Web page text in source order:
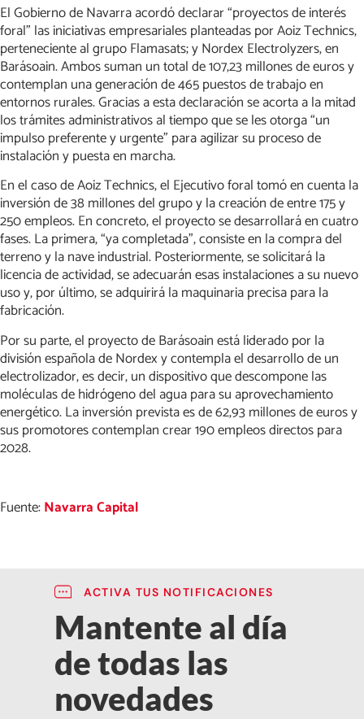
El Gobierno de Navarra acordó declarar “proyectos de interés
foral” las iniciativas empresariales planteadas por Aoiz Technics,
perteneciente al grupo Flamasats; y Nordex Electrolyzers, en
Barásoain. Ambos suman un total de 107,23 millones de euros y
contemplan una generación de 465 puestos de trabajo en
entornos rurales. Gracias a esta declaración se acorta a la mitad
los trámites administrativos al tiempo que se les otorga “un
impulso preferente y urgente” para agilizar su proceso de
instalación y puesta en marcha.
En el caso de Aoiz Technics, el Ejecutivo foral tomó en cuenta la
inversión de 38 millones del grupo y la creación de entre 175 y
250 empleos. En concreto, el proyecto se desarrollará en cuatro
fases. La primera, “ya completada”, consiste en la compra del
terreno y la nave industrial. Posteriormente, se solicitará la
licencia de actividad, se adecuarán esas instalaciones a su nuevo
uso y, por último, se adquirirá la maquinaria precisa para la
fabricación.
Por su parte, el proyecto de Barásoain está liderado por la
división española de Nordex y contempla el desarrollo de un
electrolizador, es decir, un dispositivo que descompone las
moléculas de hidrógeno del agua para su aprovechamiento
energético. La inversión prevista es de 62,93 millones de euros y
sus promotores contemplan crear 190 empleos directos para
2028.
Fuente:Navarra Capital
ACTIVA TUS NOTIFICACIONES
Mantente al día
de todas las
novedades